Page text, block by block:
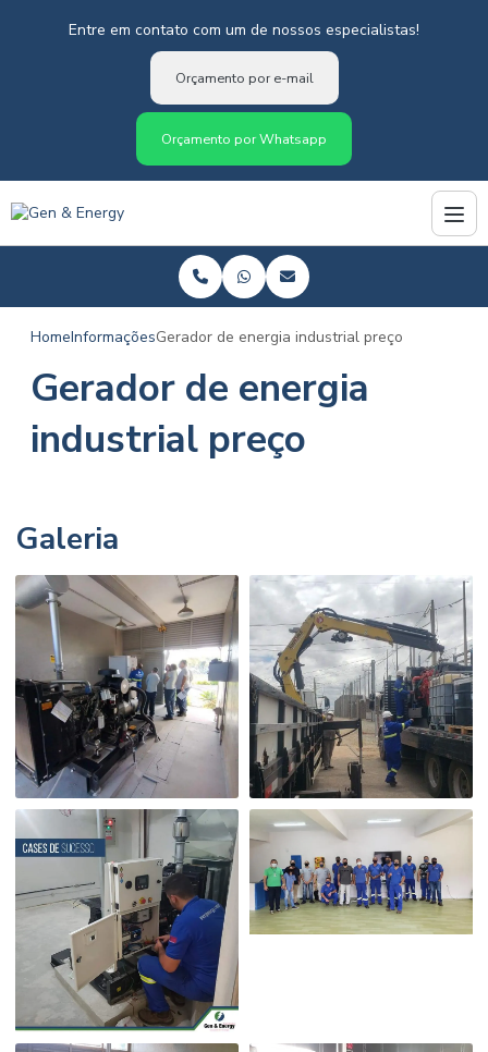
Entre em contato com um de nossos especialistas!
Orçamento por e-mail
Orçamento por Whatsapp
HomeInformaçõesGerador de energia industrial preço
Gerador de energia
industrial preço
Galeria